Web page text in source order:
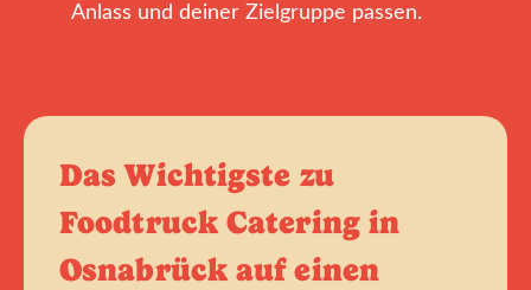
Anlass und deiner Zielgruppe passen.
Das Wichtigste zu
Foodtruck Catering in
Osnabrück auf einen